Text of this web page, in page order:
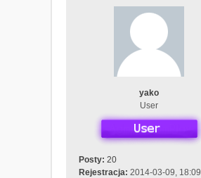
yako
User
Posty: 20
Rejestracja: 2014-03-09, 18:09